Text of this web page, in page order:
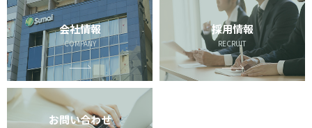
会社情報
COMPANY
採用情報
RECRUIT
お問い合わせ